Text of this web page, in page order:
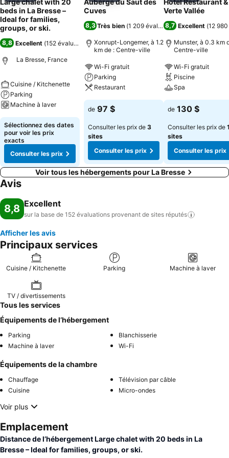
Large chalet with 20
beds in La Bresse –
Ideal for families,
groups, or ski.
8,8 Excellent (152 évaluations)
La Bresse, France
Cuisine / Kitchenette
Parking
Machine à laver
Sélectionnez des dates
pour voir les prix
exacts
Consulter les prix
Auberge du Saut des
Cuves
8,3 Très bien (1 209 évaluations)
Xonrupt-Longemer, à 1.2
km de : Centre-ville
Wi-Fi gratuit
Parking
Restaurant
de 97 $
Consulter les prix de 3
sites
Consulter les prix
Hotel Restaurant &
Verte Vallée
8,7 Excellent (12
Munster, à 0.3 km
Centre-ville
Wi-Fi gratuit
Piscine
Spa
de 130 $
Consulter les prix de
sites
Consulter les prix
Voir tous les hébergements pour La Bresse
Avis
8,8 Excellent
sur la base de 152 évaluations provenant de sites réputés
Afficher les avis
Principaux services
Cuisine / Kitchenette Parking Machine à laver
TV / divertissements
Tous les services
Équipements de l’hébergement
Parking
Blanchisserie
Machine à laver
Wi-Fi
Équipements de la chambre
Chauffage
Télévision par câble
Cuisine
Micro-ondes
Voir plus
Emplacement
Distance de l’hébergement Large chalet with 20 beds in La
Bresse – Ideal for families, groups, or ski.